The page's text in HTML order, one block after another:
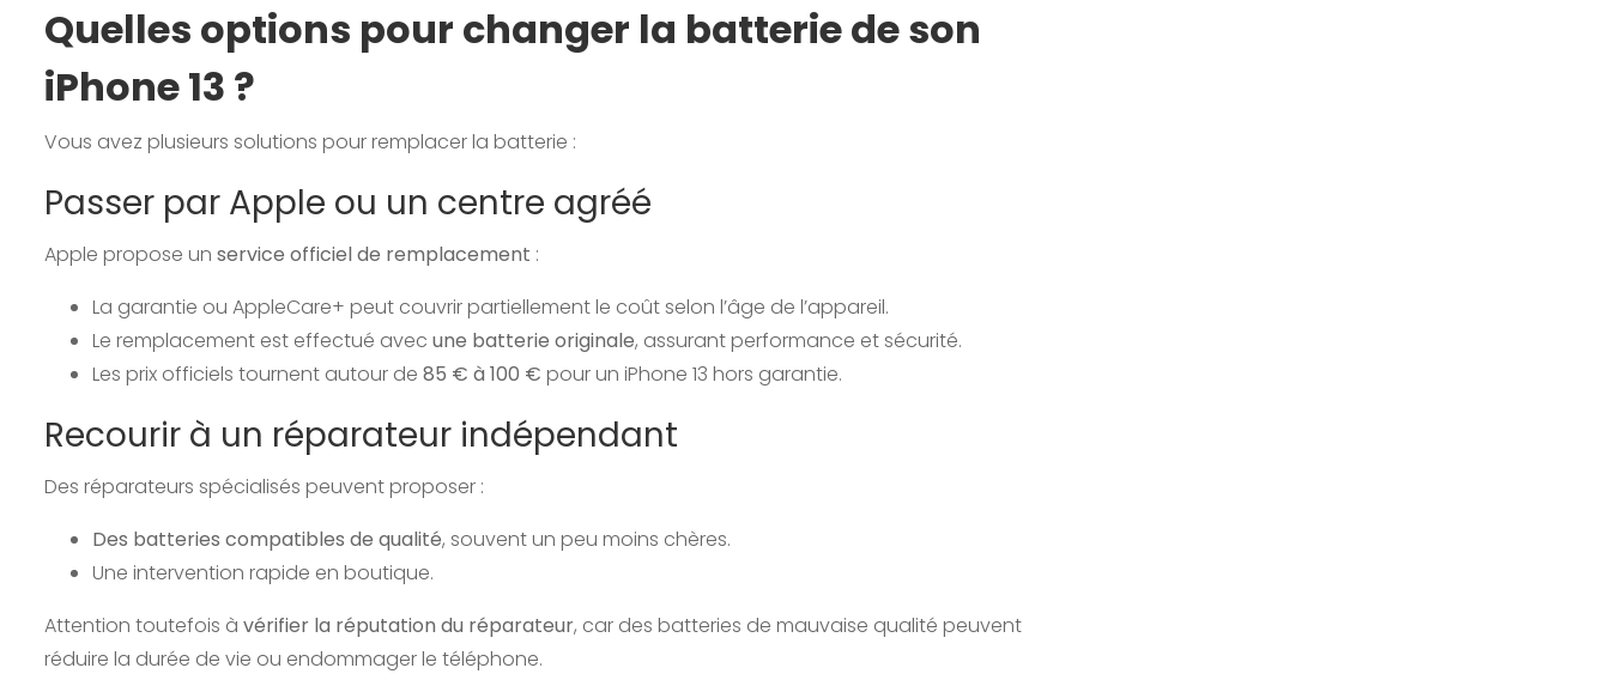
Quelles options pour changer la batterie de son
iPhone 13 ?
Vous avez plusieurs solutions pour remplacer la batterie :
Passer par Apple ou un centre agréé
Apple propose un service officiel de remplacement :
La garantie ou AppleCare+ peut couvrir partiellement le coût selon l’âge de l’appareil.
Le remplacement est effectué avec une batterie originale, assurant performance et sécurité.
Les prix officiels tournent autour de 85 € à 100 € pour un iPhone 13 hors garantie.
Recourir à un réparateur indépendant
Des réparateurs spécialisés peuvent proposer :
Des batteries compatibles de qualité, souvent un peu moins chères.
Une intervention rapide en boutique.
Attention toutefois à vérifier la réputation du réparateur, car des batteries de mauvaise qualité peuvent
réduire la durée de vie ou endommager le téléphone.